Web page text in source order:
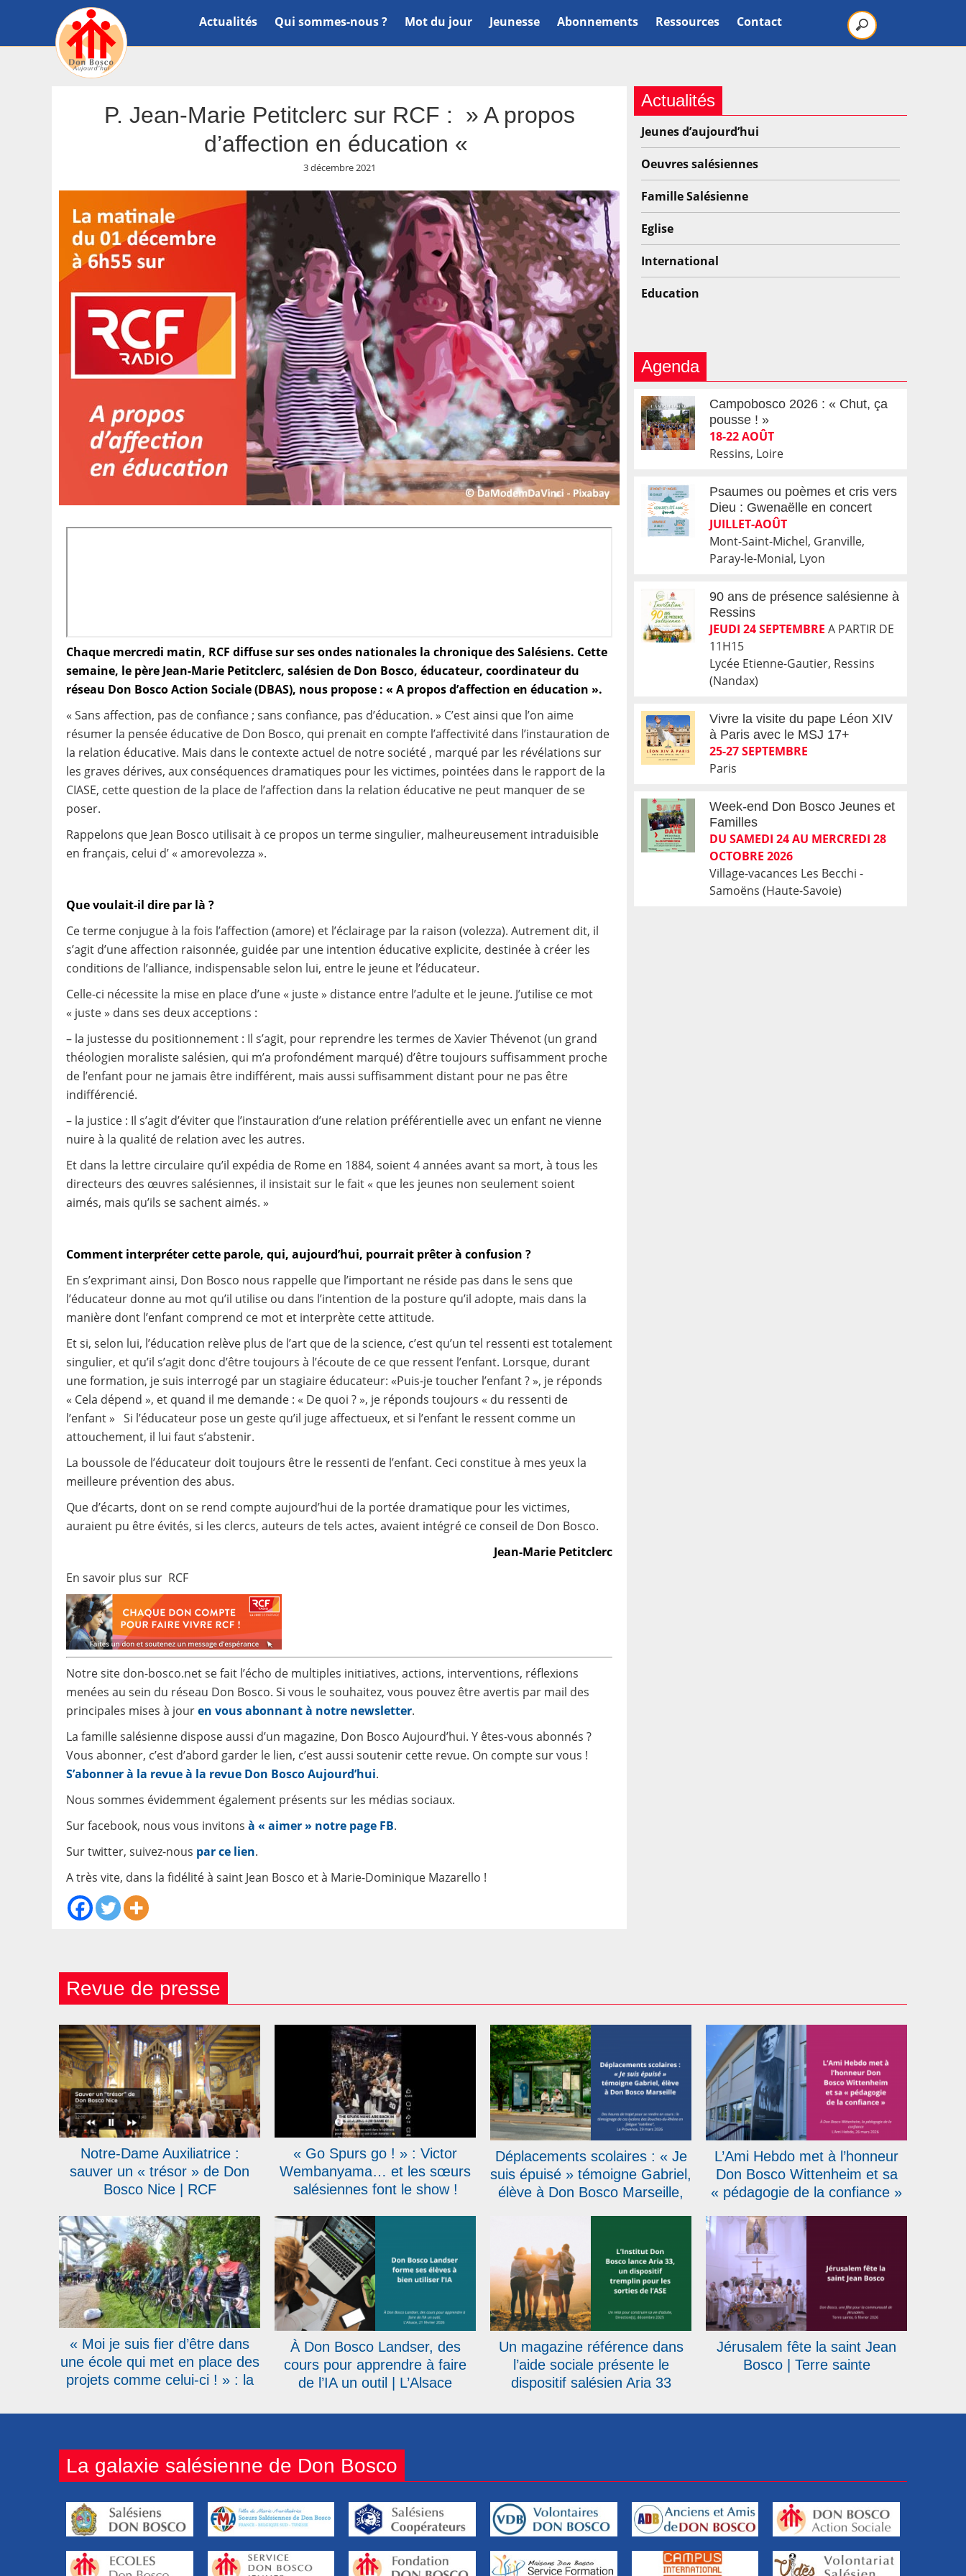
Actualités Qui sommes-nous ? Mot du jour Jeunesse Abonnements Ressources Contact
P. Jean-Marie Petitclerc sur RCF : » A propos
d’affection en éducation «
3 décembre 2021
Chaque mercredi matin, RCF diffuse sur ses ondes nationales la chronique des Salésiens. Cette
semaine, le père Jean-Marie Petitclerc, salésien de Don Bosco, éducateur, coordinateur du
réseau Don Bosco Action Sociale (DBAS), nous propose : « A propos d’affection en éducation ».
« Sans affection, pas de confiance ; sans confiance, pas d’éducation. » C’est ainsi que l’on aime
résumer la pensée éducative de Don Bosco, qui prenait en compte l’affectivité dans l’instauration de
la relation éducative. Mais dans le contexte actuel de notre société , marqué par les révélations sur
les graves dérives, aux conséquences dramatiques pour les victimes, pointées dans le rapport de la
CIASE, cette question de la place de l’affection dans la relation éducative ne peut manquer de se
poser.
Rappelons que Jean Bosco utilisait à ce propos un terme singulier, malheureusement intraduisible
en français, celui d’ « amorevolezza ».
Que voulait-il dire par là ?
Ce terme conjugue à la fois l’affection (amore) et l’éclairage par la raison (volezza). Autrement dit, il
s’agit d’une affection raisonnée, guidée par une intention éducative explicite, destinée à créer les
conditions de l’alliance, indispensable selon lui, entre le jeune et l’éducateur.
Celle-ci nécessite la mise en place d’une « juste » distance entre l’adulte et le jeune. J’utilise ce mot
« juste » dans ses deux acceptions :
– la justesse du positionnement : Il s’agit, pour reprendre les termes de Xavier Thévenot (un grand
théologien moraliste salésien, qui m’a profondément marqué) d’être toujours suffisamment proche
de l’enfant pour ne jamais être indifférent, mais aussi suffisamment distant pour ne pas être
indifférencié.
– la justice : Il s’agit d’éviter que l’instauration d’une relation préférentielle avec un enfant ne vienne
nuire à la qualité de relation avec les autres.
Et dans la lettre circulaire qu’il expédia de Rome en 1884, soient 4 années avant sa mort, à tous les
directeurs des œuvres salésiennes, il insistait sur le fait « que les jeunes non seulement soient
aimés, mais qu’ils se sachent aimés. »
Comment interpréter cette parole, qui, aujourd’hui, pourrait prêter à confusion ?
En s’exprimant ainsi, Don Bosco nous rappelle que l’important ne réside pas dans le sens que
l’éducateur donne au mot qu’il utilise ou dans l’intention de la posture qu’il adopte, mais dans la
manière dont l’enfant comprend ce mot et interprète cette attitude.
Et si, selon lui, l’éducation relève plus de l’art que de la science, c’est qu’un tel ressenti est totalement
singulier, et qu’il s’agit donc d’être toujours à l’écoute de ce que ressent l’enfant. Lorsque, durant
une formation, je suis interrogé par un stagiaire éducateur: «Puis-je toucher l’enfant ? », je réponds
« Cela dépend », et quand il me demande : « De quoi ? », je réponds toujours « du ressenti de
l’enfant » Si l’éducateur pose un geste qu’il juge affectueux, et si l’enfant le ressent comme un
attouchement, il lui faut s’abstenir.
La boussole de l’éducateur doit toujours être le ressenti de l’enfant. Ceci constitue à mes yeux la
meilleure prévention des abus.
Que d’écarts, dont on se rend compte aujourd’hui de la portée dramatique pour les victimes,
auraient pu être évités, si les clercs, auteurs de tels actes, avaient intégré ce conseil de Don Bosco.
Jean-Marie Petitclerc
En savoir plus sur RCF
Notre site don-bosco.net se fait l’écho de multiples initiatives, actions, interventions, réflexions
menées au sein du réseau Don Bosco. Si vous le souhaitez, vous pouvez être avertis par mail des
principales mises à jouren vous abonnant à notre newsletter.
La famille salésienne dispose aussi d’un magazine, Don Bosco Aujourd’hui. Y êtes-vous abonnés ?
Vous abonner, c’est d’abord garder le lien, c’est aussi soutenir cette revue. On compte sur vous !
S’abonner à la revue à la revue Don Bosco Aujourd’hui.
Nous sommes évidemment également présents sur les médias sociaux.
Sur facebook, nous vous invitons à « aimer » notre page FB.
Sur twitter, suivez-nous par ce lien.
A très vite, dans la fidélité à saint Jean Bosco et à Marie-Dominique Mazarello !
Actualités
Jeunes d’aujourd’hui
Oeuvres salésiennes
Famille Salésienne
Eglise
International
Education
Agenda
Campobosco 2026 : « Chut, ça
pousse ! »
18-22 AOÛT
Ressins, Loire
Psaumes ou poèmes et cris vers
Dieu : Gwenaëlle en concert
JUILLET-AOÛT
Mont-Saint-Michel, Granville,
Paray-le-Monial, Lyon
90 ans de présence salésienne à
Ressins
JEUDI 24 SEPTEMBRE A PARTIR DE
11H15
Lycée Etienne-Gautier, Ressins
(Nandax)
Vivre la visite du pape Léon XIV
à Paris avec le MSJ 17+
25-27 SEPTEMBRE
Paris
Week-end Don Bosco Jeunes et
Familles
DU SAMEDI 24 AU MERCREDI 28
OCTOBRE 2026
Village-vacances Les Becchi -
Samoëns (Haute-Savoie)
Revue de presse
Notre-Dame Auxiliatrice :
sauver un « trésor » de Don
Bosco Nice | RCF
« Go Spurs go ! » : Victor
Wembanyama… et les sœurs
salésiennes font le show !
Déplacements scolaires : « Je
suis épuisé » témoigne Gabriel,
élève à Don Bosco Marseille,
L’Ami Hebdo met à l’honneur
Don Bosco Wittenheim et sa
« pédagogie de la confiance »
« Moi je suis fier d’être dans
une école qui met en place des
projets comme celui-ci ! » : la
Tour qui s’élancera le 20 avril
À Don Bosco Landser, des
cours pour apprendre à faire
de l’IA un outil | L’Alsace
Un magazine référence dans
l’aide sociale présente le
dispositif salésien Aria 33
Jérusalem fête la saint Jean
Bosco | Terre sainte
La galaxie salésienne de Don Bosco